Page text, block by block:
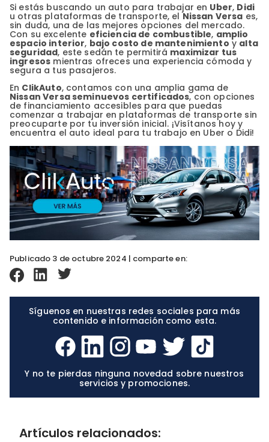
Si estás buscando un auto para trabajar en Uber, Didi
u otras plataformas de transporte, elNissan Versa es,
sin duda, una de las mejores opciones del mercado.
Con su excelente eficiencia de combustible, amplio
espacio interior, bajo costo de mantenimiento y alta
seguridad, este sedán te permitirá maximizar tus
ingresos mientras ofreces una experiencia cómoda y
segura a tus pasajeros.
En ClikAuto, contamos con una amplia gama de
Nissan Versa seminuevos certificados, con opciones
de financiamiento accesibles para que puedas
comenzar a trabajar en plataformas de transporte sin
preocuparte por tu inversión inicial. ¡Visítanos hoy y
encuentra el auto ideal para tu trabajo en Uber o Didi!
Publicado 3 de octubre 2024 | comparte en:
Síguenos en nuestras redes sociales para más
contenido e información como esta.
Y no te pierdas ninguna novedad sobre nuestros
servicios y promociones.
Artículos relacionados: